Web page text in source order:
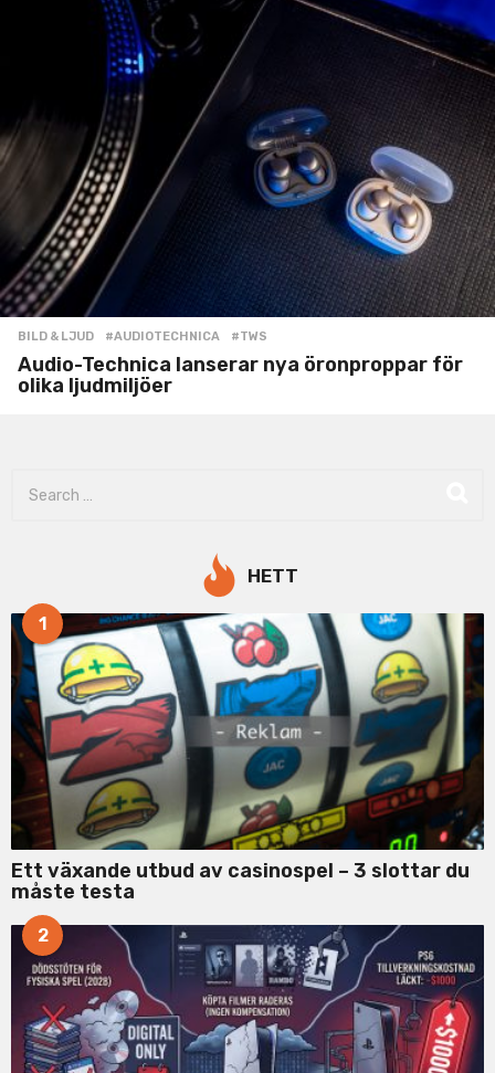
BILD & LJUD #AUDIOTECHNICA ,#TWS
Audio-Technica lanserar nya öronproppar för
olika ljudmiljöer
o
HETT
1
Ett växande utbud av casinospel – 3 slottar du
måste testa
2